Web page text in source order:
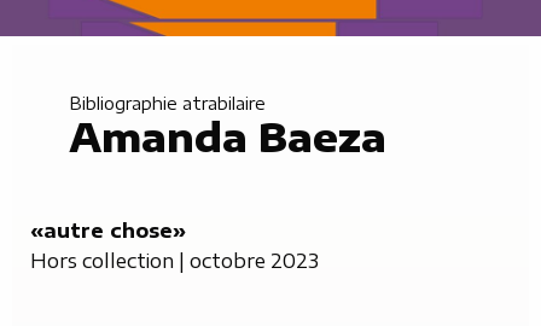
Bibliographie atrabilaire
Amanda Baeza
«autre chose»
Hors collection | octobre 2023